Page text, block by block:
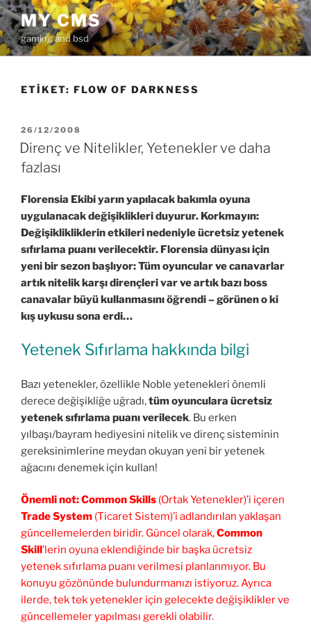
İçeriğe
geç MY CMS
gaming and bsd
ETIKET: FLOW OF DARKNESS
YAYIM
TARIHI
26/12/2008
Direnç ve Nitelikler, Yetenekler ve daha
fazlası
Florensia Ekibi yarın yapılacak bakımla oyuna
uygulanacak değişiklikleri duyurur. Korkmayın:
Değişiklikliklerin etkileri nedeniyle ücretsiz yetenek
sıfırlama puanı verilecektir. Florensia dünyası için
yeni bir sezon başlıyor: Tüm oyuncular ve canavarlar
artık nitelik karşı dirençleri var ve artık bazı boss
canavalar büyü kullanmasını öğrendi – görünen o ki
kış uykusu sona erdi…
Yetenek Sıfırlama hakkında bilgi
Bazı yetenekler, özellikle Noble yetenekleri önemli
derece değişikliğe uğradı,tüm oyunculara ücretsiz
yetenek sıfırlama puanı verilecek. Bu erken
yılbaşı/bayram hediyesini nitelik ve direnç sisteminin
gereksinimlerine meydan okuyan yeni bir yetenek
ağacını denemek için kullan!
Önemli not:Common Skills (Ortak Yetenekler)’i içeren
Trade System (Ticaret Sistem)’i adlandırılan yaklaşan
güncellemelerden biridir. Güncel olarak,Common
Skill’lerin oyuna eklendiğinde bir başka ücretsiz
yetenek sıfırlama puanı verilmesi planlanmıyor. Bu
konuyu gözönünde bulundurmanızı istiyoruz. Ayrıca
ilerde, tek tek yetenekler için gelecekte değişiklikler ve
güncellemeler yapılması gerekli olabilir.